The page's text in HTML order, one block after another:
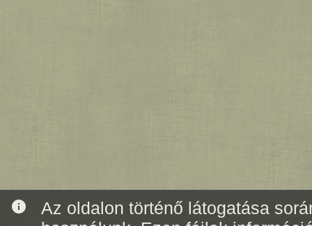
info
Az oldalon történő látogatása